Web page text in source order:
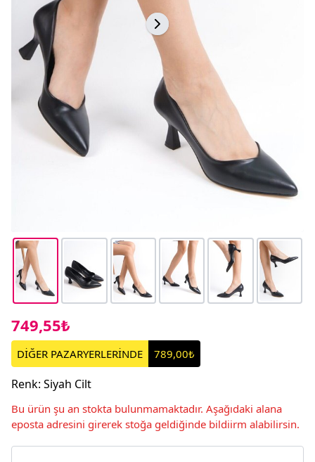
749,55₺
DİĞER PAZARYERLERİNDE 789,00₺
Renk: Siyah Cilt
Bu ürün şu an stokta bulunmamaktadır. Aşağıdaki alana
eposta adresini girerek stoğa geldiğinde bildiirm alabilirsin.